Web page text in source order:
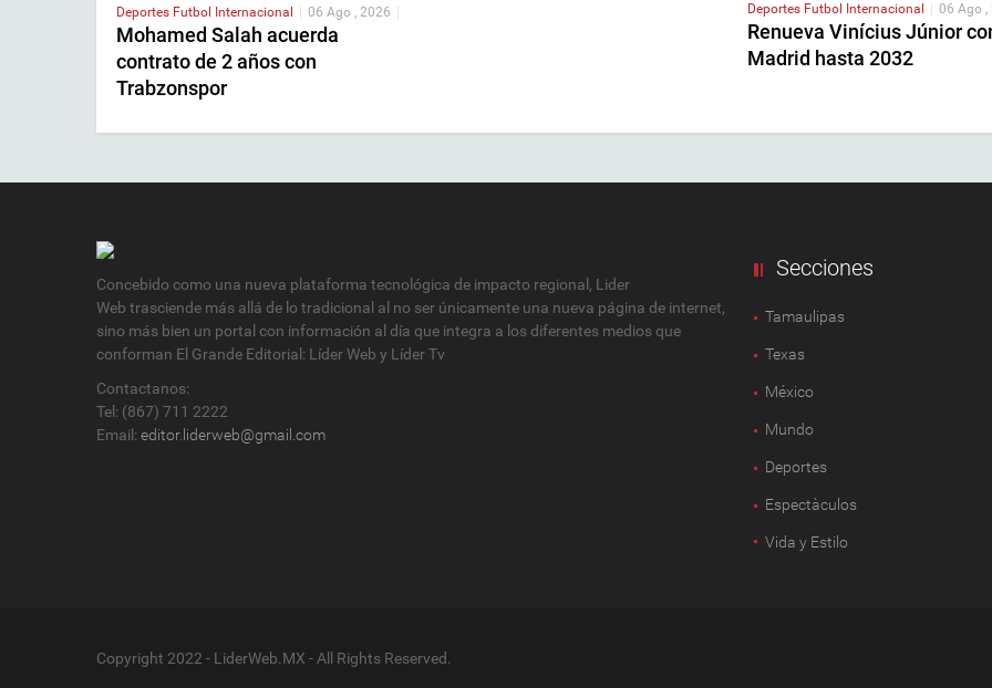
Deportes Futbol Internacional | 06 Ago , 2026 |
Mohamed Salah acuerda
contrato de 2 años con
Trabzonspor
Deportes Futbol Internacional 06 Ago ,
Renueva Vinícius Júnior
Madrid hasta 2032
Concebido como una nueva plataforma tecnológica de impacto regional, Lider
Web trasciende más allá de lo tradicional al no ser únicamente una nueva página de internet,
sino más bien un portal con información al día que integra a los diferentes medios que
conforman El Grande Editorial: Líder Web y Líder Tv
Contactanos:
Tel: (867) 711 2222
Email: editor.liderweb@gmail.com
Secciones
Tamaulipas
Texas
México
Mundo
Deportes
Espectàculos
Vida y Estilo
Copyright 2022 - LiderWeb.MX - All Rights Reserved.